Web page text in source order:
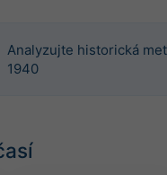
Analyzujte historická
1940